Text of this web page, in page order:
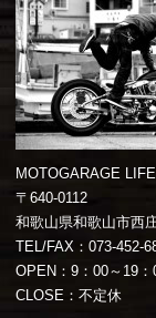
MOTOGARAGE LIFE
〒640-0112
和歌山県和歌山市西
TEL/FAX：073-452-
OPEN：9：00～19：
CLOSE：不定休